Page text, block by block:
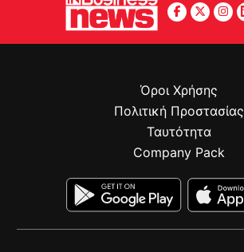
Όροι Χρήσης
Πολιτική Προστασίας
Ταυτότητα
Company Pack